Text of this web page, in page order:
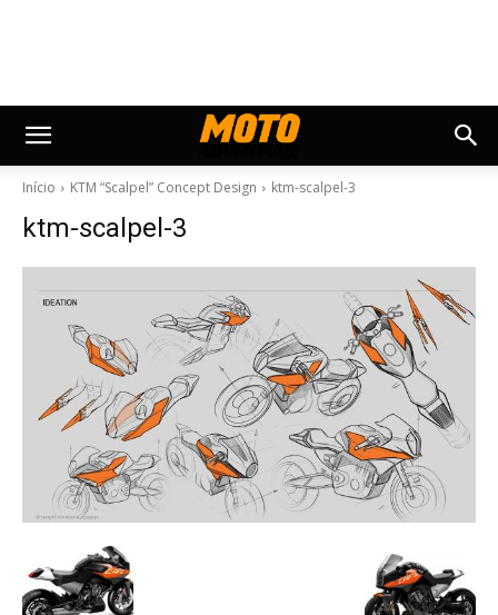
Início KTM “Scalpel” Concept Design ktm-scalpel-3
ktm-scalpel-3